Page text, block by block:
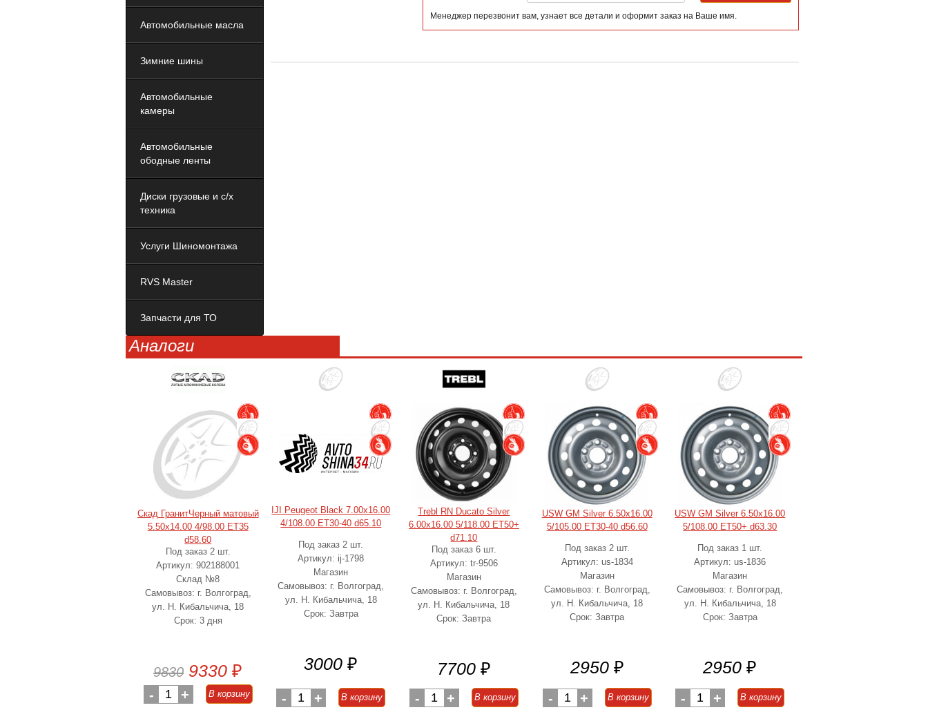
Автомобильные масла
Зимние шины
Автомобильные
камеры
Автомобильные
ободные ленты
Диски грузовые и с/х
техника
Услуги Шиномонтажа
RVS Master
Запчасти для ТО
Менеджер перезвонит вам, узнает все детали и оформит заказ на Ваше имя.
Аналоги
Скад ГранитЧерный матовый
5.50x14.00 4/98.00 ET35
d58.60
Под заказ 2 шт.
Артикул: 902188001
Склад №8
Самовывоз: г. Волгоград,
ул. Н. Кибальчича, 18
Срок: 3 дня
9830 9330 ₽
- 1 + В корзину
IJI Peugeot Black 7.00x16.00
4/108.00 ET30-40 d65.10
Под заказ 2 шт.
Артикул: ij-1798
Магазин
Самовывоз: г. Волгоград,
ул. Н. Кибальчича, 18
Срок: Завтра
3000 ₽
- 1 + В корзину
Trebl RN Ducato Silver
6.00x16.00 5/118.00 ET50+
d71.10
Под заказ 6 шт.
Артикул: tr-9506
Магазин
Самовывоз: г. Волгоград,
ул. Н. Кибальчича, 18
Срок: Завтра
7700 ₽
- 1 + В корзину
USW GM Silver 6.50x16.00
5/105.00 ET30-40 d56.60
Под заказ 2 шт.
Артикул: us-1834
Магазин
Самовывоз: г. Волгоград,
ул. Н. Кибальчича, 18
Срок: Завтра
2950 ₽
- 1 + В корзину
USW GM Silver 6.50x16.00
5/108.00 ET50+ d63.30
Под заказ 1 шт.
Артикул: us-1836
Магазин
Самовывоз: г. Волгоград,
ул. Н. Кибальчича, 18
Срок: Завтра
2950 ₽
- 1 + В корзину